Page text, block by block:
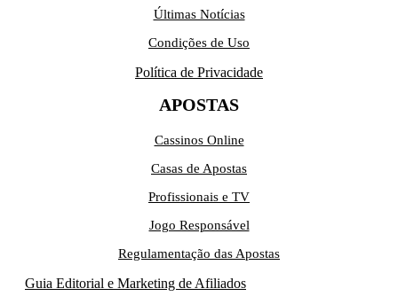
Últimas Notícias
Condições de Uso
Política de Privacidade
APOSTAS
Cassinos Online
Casas de Apostas
Profissionais e TV
Jogo Responsável
Regulamentação das Apostas
Guia Editorial e Marketing de Afiliados